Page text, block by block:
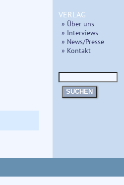
VERLAG
» Über uns
» Interviews
» News/Presse
» Kontakt
SUCHEN